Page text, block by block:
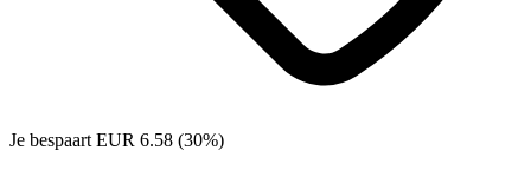
Je bespaart EUR 6.58 (30%)